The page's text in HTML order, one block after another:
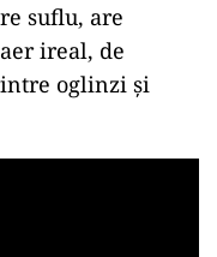
suflu, are
ireal, de
oglinzi și